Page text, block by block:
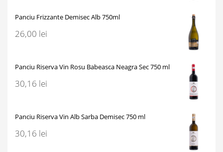
Panciu Frizzante Demisec Alb 750ml
26,00 lei
Panciu Riserva Vin Rosu Babeasca Neagra Sec 750 ml
30,16 lei
Panciu Riserva Vin Alb Sarba Demisec 750 ml
30,16 lei